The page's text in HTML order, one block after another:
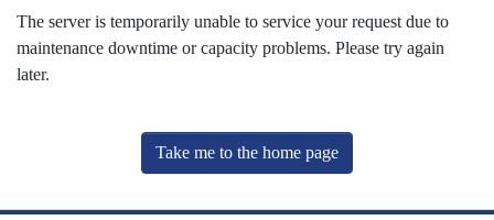
The server is temporarily unable to service your request due to
maintenance downtime or capacity problems. Please try again
later.
Take me to the home page